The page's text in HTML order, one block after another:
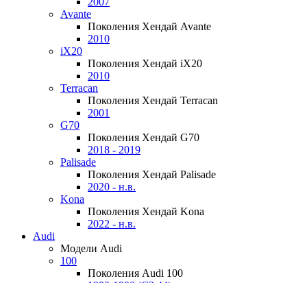
Avante
Поколения Хендай Avante
2010
iX20
Поколения Хендай iX20
2010
Terracan
Поколения Хендай Terracan
2001
G70
Поколения Хендай G70
2018 - 2019
Palisade
Поколения Хендай Palisade
2020 - н.в.
Kona
Поколения Хендай Kona
2022 - н.в.
Audi
Модели Audi
100
Поколения Audi 100